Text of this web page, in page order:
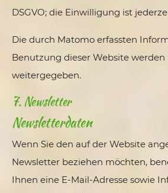
DSGVO; die Einwilligung ist
Die durch Matomo erfassten
Benutzung dieser Website
weitergegeben.
7. Newsletter
Newsletter­daten
Wenn Sie den auf der Website
Newsletter beziehen möchten,
Ihnen eine E-Mail-Adresse sowie